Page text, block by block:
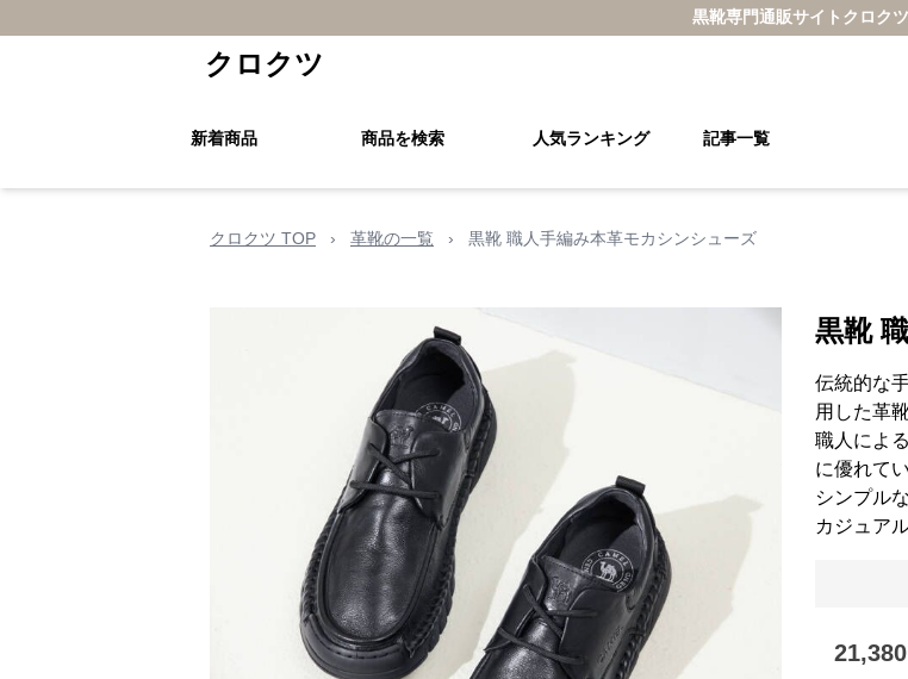
黒靴専門通販サイト クロクツ
クロクツ
新着商品 商品を検索 人気ランキング 記事一覧
クロクツ TOP › 革靴の一覧 › 黒靴 職人手編み本革モカシンシューズ
黒靴
伝統的な
用した革
職人によ
に優れて
シンプル
カジュア
21,380